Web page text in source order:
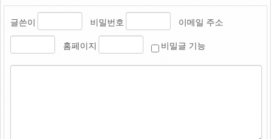
글쓴이 비밀번호 이메일 주소
홈페이지 비밀글 기능